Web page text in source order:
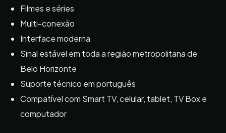
Filmes e séries
Multi-conexão
Interface moderna
Sinal estável em toda a região metropolitana de
Belo Horizonte
Suporte técnico em português
Compatível com Smart TV, celular, tablet, TV Box e
computador